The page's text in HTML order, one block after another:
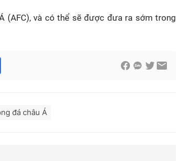
(AFC), và có thể sẽ được đưa ra sớm trong
đá châu Á